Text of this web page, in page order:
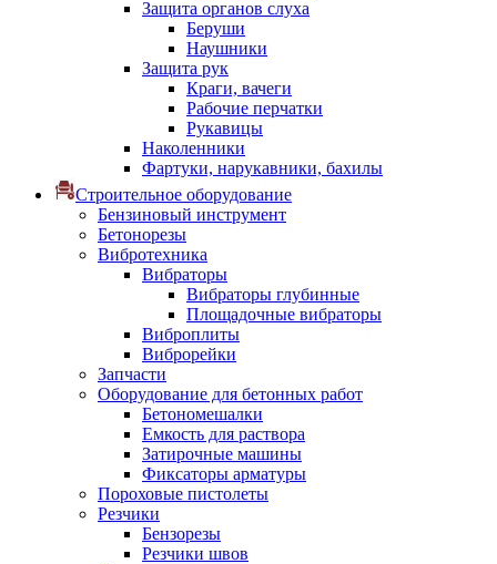
Защита органов слуха
Беруши
Наушники
Защита рук
Краги, вачеги
Рабочие перчатки
Рукавицы
Наколенники
Фартуки, нарукавники, бахилы
Строительное оборудование
Бензиновый инструмент
Бетонорезы
Вибротехника
Вибраторы
Вибраторы глубинные
Площадочные вибраторы
Виброплиты
Виброрейки
Запчасти
Оборудование для бетонных работ
Бетономешалки
Емкость для раствора
Затирочные машины
Фиксаторы арматуры
Пороховые пистолеты
Резчики
Бензорезы
Резчики швов